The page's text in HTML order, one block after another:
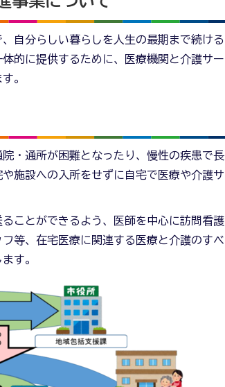
自分らしい暮らしを人生の最期まで続ける
的に提供するために、医療機関と介護サー
。
・通所が困難となったり、慢性の疾患で長
施設への入所をせずに自宅で医療や介護サ
ことができるよう、医師を中心に訪問看護
等、在宅医療に関連する医療と介護のすべ
す。